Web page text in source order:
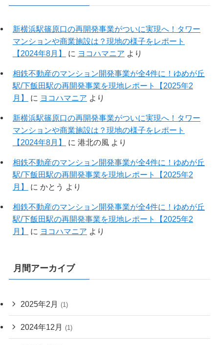
新横浜駅篠原口の再開発事業がついに実現へ！タワー
マンションや商業施設は？現地の様子をレポート
【2024年8月】
に ヨコハマニア より
相鉄不動産のマンション開発事業が全4件に！ゆめが丘
駅/下飯田駅の再開発事業を現地レポート【2025年2
月】
に ヨコハマニア より
新横浜駅篠原口の再開発事業がついに実現へ！タワー
マンションや商業施設は？現地の様子をレポート
【2024年8月】
に 港北の風 より
相鉄不動産のマンション開発事業が全4件に！ゆめが丘
駅/下飯田駅の再開発事業を現地レポート【2025年2
月】
に かとう より
相鉄不動産のマンション開発事業が全4件に！ゆめが丘
駅/下飯田駅の再開発事業を現地レポート【2025年2
月】
に ヨコハマニア より
月間アーカイブ
2025年2月 (1)
2024年12月 (1)